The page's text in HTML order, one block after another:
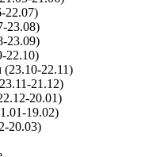
22.07)
23.08)
23.09)
22.10)
22.11)
21.12)
20.01)
19.02)
20.03)